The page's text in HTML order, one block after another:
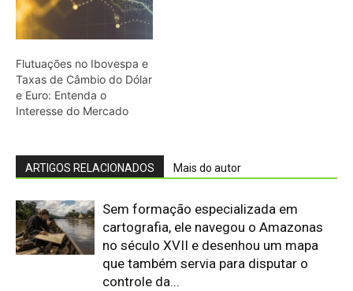
Flutuações no Ibovespa e
Taxas de Câmbio do Dólar
e Euro: Entenda o
Interesse do Mercado
ARTIGOS RELACIONADOS Mais do autor
Sem formação especializada em
cartografia, ele navegou o Amazonas
no século XVII e desenhou um mapa
que também servia para disputar o
controle da...